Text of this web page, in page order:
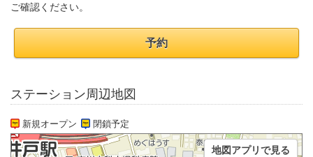
ご確認ください。
予約
ステーション周辺地図
新規オープン 閉鎖予定
地図アプリで見る